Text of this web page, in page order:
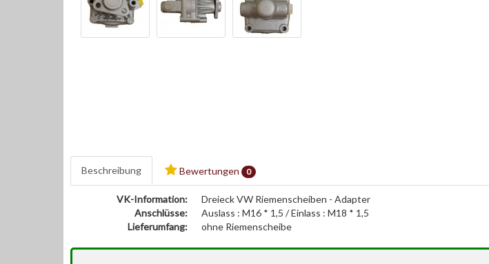
Beschreibung Bewertungen 0
VK-Information:
Dreieck VW Riemenscheiben - Adapter
Anschlüsse:
Auslass : M16 * 1,5 / Einlass : M18 * 1,5
Lieferumfang:
ohne Riemenscheibe